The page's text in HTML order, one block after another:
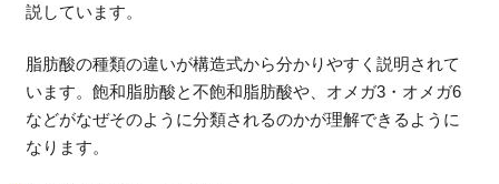
説しています。
脂肪酸の種類の違いが構造式から分かりやすく説明されて
います。飽和脂肪酸と不飽和脂肪酸や、オメガ3・オメガ6
などがなぜそのように分類されるのかが理解できるように
なります。